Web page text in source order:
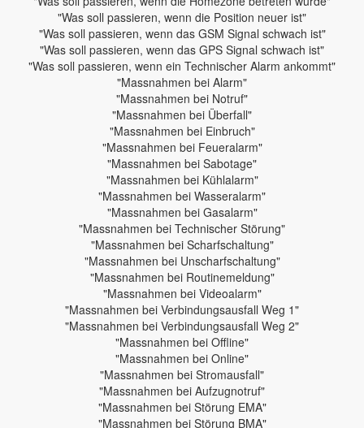
"Was soll passieren, wenn die Position neuer ist"
"Was soll passieren, wenn das GSM Signal schwach ist"
"Was soll passieren, wenn das GPS Signal schwach ist"
"Was soll passieren, wenn ein Technischer Alarm ankommt"
"Massnahmen bei Alarm"
"Massnahmen bei Notruf"
"Massnahmen bei Überfall"
"Massnahmen bei Einbruch"
"Massnahmen bei Feueralarm"
"Massnahmen bei Sabotage"
"Massnahmen bei Kühlalarm"
"Massnahmen bei Wasseralarm"
"Massnahmen bei Gasalarm"
"Massnahmen bei Technischer Störung"
"Massnahmen bei Scharfschaltung"
"Massnahmen bei Unscharfschaltung"
"Massnahmen bei Routinemeldung"
"Massnahmen bei Videoalarm"
"Massnahmen bei Verbindungsausfall Weg 1"
"Massnahmen bei Verbindungsausfall Weg 2"
"Massnahmen bei Offline"
"Massnahmen bei Online"
"Massnahmen bei Stromausfall"
"Massnahmen bei Aufzugnotruf"
"Massnahmen bei Störung EMA"
"Massnahmen bei Störung BMA"